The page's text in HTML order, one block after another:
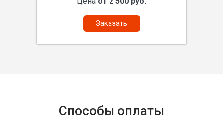
Заказать
Способы оплаты